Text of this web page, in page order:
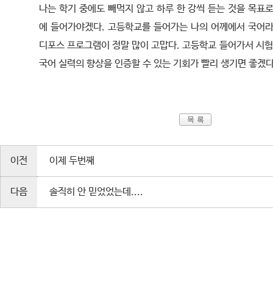
나는 학기 중에도 빼먹지 않고 하루 한 강씩 듣는 것을 목표
에 들어가야겠다. 고등학교를 들어가는 나의 어께에서 국어
디포스 프로그램이 정말 많이 고맙다. 고등학교 들어가서 시
국어 실력의 향상을 인증할 수 있는 기회가 빨리 생기면 좋겠
이전 이제 두번째
다음 솔직히 안 믿었었는데....